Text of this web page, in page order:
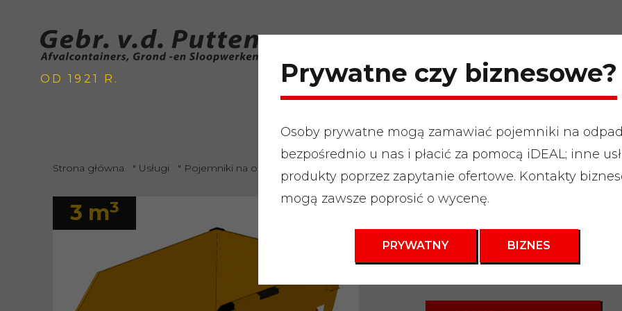
OD 1921 R.
Strona główna " Usługi " Pojemniki na odpady Odpady budowlane i rozbiórkowe Pojemnik na odpady 3m3
3 m3
Kontener na
rozbiórkowe
Prywatne czy biznesowe?
Osoby prywatne mogą zamawiać pojemniki na
bezpośrednio u nas i płacić za pomocą iDEAL; inne
produkty poprzez zapytanie ofertowe. Kontakty
mogą zawsze poprosić o wycenę.
PRYWATNY BIZNES